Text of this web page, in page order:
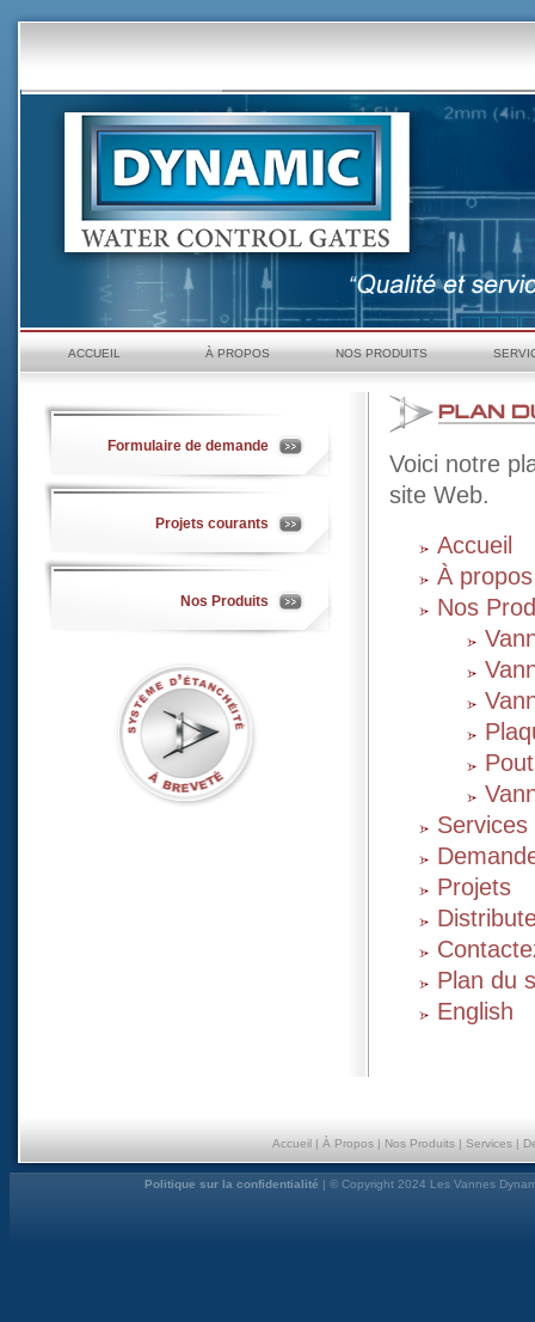
ACCUEIL À PROPOS NOS PRODUITS
Formulaire de demande
Projets courants
Nos Produits
Voici notre
site Web.
Accueil
À
Nos
Services
Projets
Plan du
English
Accueil |À Propos |Nos Produits |Services |
Politique sur la confidentialité | © Copyright 2024 Les Vannes